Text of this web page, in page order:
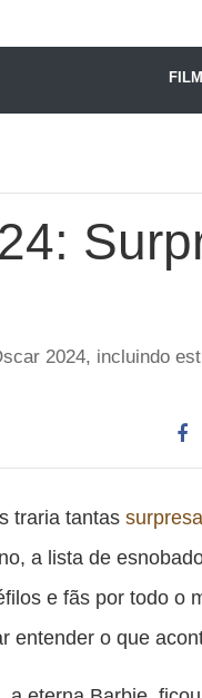
2024, incluindo
traria tantas
a lista de
e fãs por todo o
entender o que